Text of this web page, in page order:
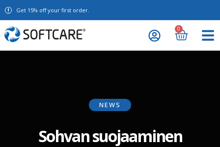
Get 15% off your first order.
0
NEWS
Sohvan suojaaminen